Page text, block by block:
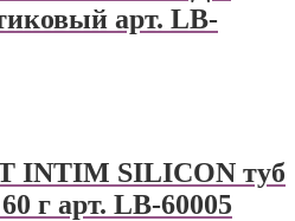
арт. LB-
SILICON туб
г арт. LB-60005